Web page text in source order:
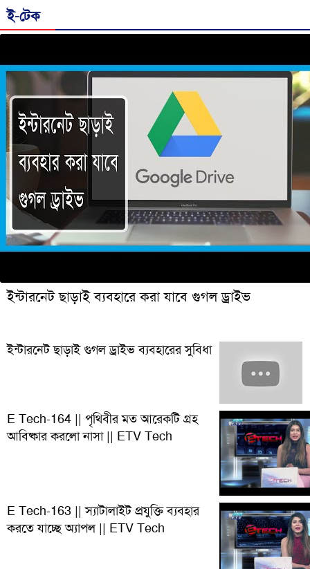
ই-টেক
ইন্টারনেট ছাড়াই ব্যবহারে করা যাবে গুগল ড্রাইভ
ইন্টারনেট ছাড়াই গুগল ড্রাইভ ব্যবহারের সুবিধা
E Tech-164 || পৃথিবীর মত আরেকটি গ্রহ
আবিষ্কার করলো নাসা || ETV Tech
E Tech-163 || স্যাটালাইট প্রযুক্তি ব্যবহার
করতে যাচ্ছে অ্যাপল || ETV Tech